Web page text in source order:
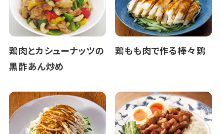
鶏肉とカシューナッツの
黒酢あん炒め
鶏もも肉で作る棒々鶏